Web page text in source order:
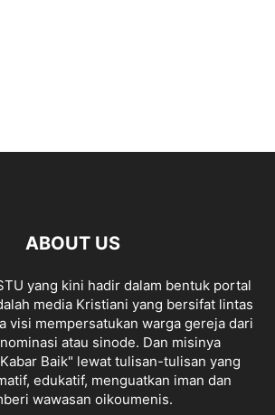
ABOUT US
yang kini hadir dalam bentuk portal
media Kristiani yang bersifat lintas
visi mempersatukan warga gereja dari
atau sinode. Dan misinya
Baik" lewat tulisan-tulisan yang
edukatif, menguatkan iman dan
wawasan oikoumenis.